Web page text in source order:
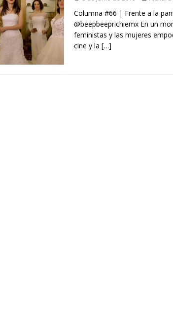
Columna #66 | Frente a la
@beepbeeprichiemx En un
feministas y las mujeres
cine y la […]